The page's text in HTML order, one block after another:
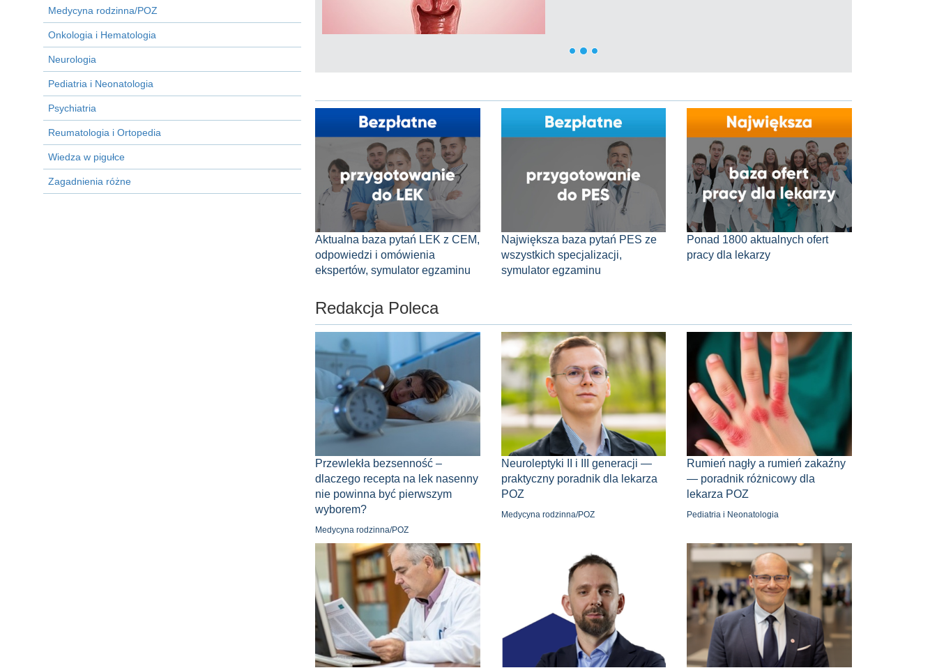
Medycyna rodzinna/POZ
Onkologia i Hematologia
Neurologia
Pediatria i Neonatologia
Psychiatria
Reumatologia i Ortopedia
Wiedza w pigułce
Zagadnienia różne
Aktualna baza pytań LEK z CEM,
odpowiedzi i omówienia
ekspertów, symulator egzaminu
Największa baza pytań PES ze
wszystkich specjalizacji,
symulator egzaminu
Ponad 1800 aktualnych ofert
pracy dla lekarzy
Redakcja Poleca
Przewlekła bezsenność –
dlaczego recepta na lek nasenny
nie powinna być pierwszym
wyborem?
Medycyna rodzinna/POZ
Neuroleptyki II i III generacji —
praktyczny poradnik dla lekarza
POZ
Medycyna rodzinna/POZ
Rumień nagły a rumień zakaźny
— poradnik różnicowy dla
lekarza POZ
Pediatria i Neonatologia